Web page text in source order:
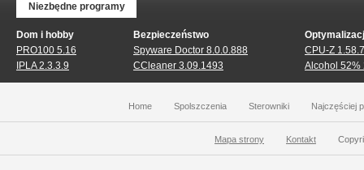
Niezbędne programy
Dom i hobby
PRO100 5.16
IPLA 2.3.3.9
Bezpieczeństwo
Spyware Doctor 8.0.0.888
CCleaner 3.09.1493
CPU-Z 1.58.7
Alcohol 52%
Home Spolszczenia Sterowniki Najczęściej
Mapa strony Kontakt